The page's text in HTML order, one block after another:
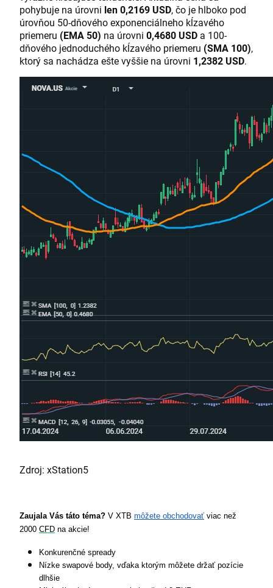
pohybuje na úrovni len 0,2169 USD, čo je hlboko pod
úrovňou 50-dňového exponenciálneho kĺzavého
priemeru (EMA 50) na úrovni 0,4680 USD a 100-
dňového jednoduchého kĺzavého priemeru (SMA 100),
ktorý sa nachádza ešte vyššie na úrovni 1,2382 USD.
Zdroj: xStation5
Zaujala Vás táto téma? V XTB môžete obchodovať viac než
2000 CFD na akcie!
Konkurenčné spready
Nízke swapové body, vďaka ktorým môžete držať pozície
dlhšie